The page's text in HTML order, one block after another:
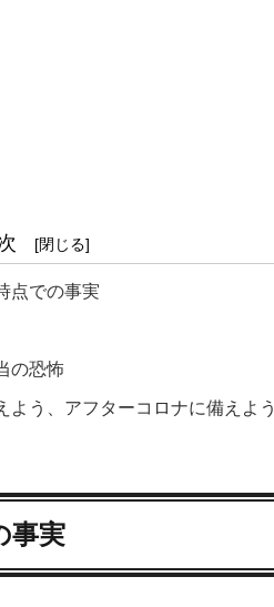
点での事実
の恐怖
よう、アフターコロナに備えよう
事実